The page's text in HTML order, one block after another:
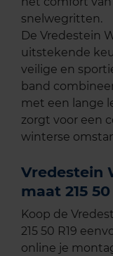
snelwegritten.
De Vredestein
uitstekende
veilige en
band
met een lange
zorgt voor een
winterse
Vredestein
maat 215
Koop de
215 50 R19
online je